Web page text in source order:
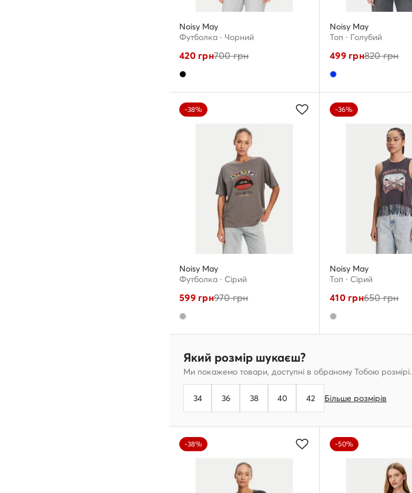
Noisy May
Футболка · Чорний
420грн700грн
Noisy May
Топ · Голубий
499грн820грн
-38%
Noisy May
Футболка · Сірий
599грн970грн
-36%
Noisy May
Топ · Сірий
410грн650грн
Який розмір шукаєш?
Ми покажемо товари, доступні в обраному Тобою розмірі.
34 36 38 40 42 Більше розмірів
-38% -50%